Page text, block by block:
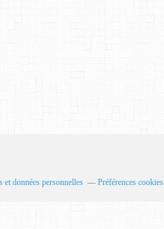
et données personnelles Préférences cookies